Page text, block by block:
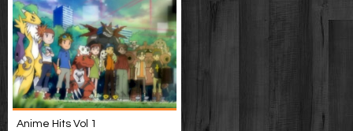
Anime Hits Vol 1